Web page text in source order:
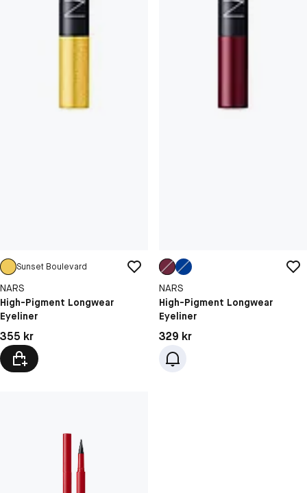
Sunset Boulevard
NARS
High-Pigment Longwear
Eyeliner
Pris: 355 kr
355 kr
NARS
High-Pigment Longwear
Eyeliner
Pris: 329 kr
329 kr